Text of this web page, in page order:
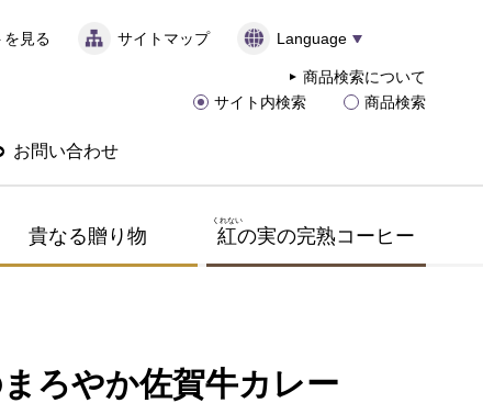
を見る サイトマップ Language
お問い合わせ
商品検索について
サイト内検索
商品検索
貴なる贈り物 紅
くれない
の実の完熟コーヒー
ろやか佐賀牛カレー